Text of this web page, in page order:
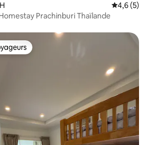
Évaluation
4,6 (5)
Prachinburi Thaïlande